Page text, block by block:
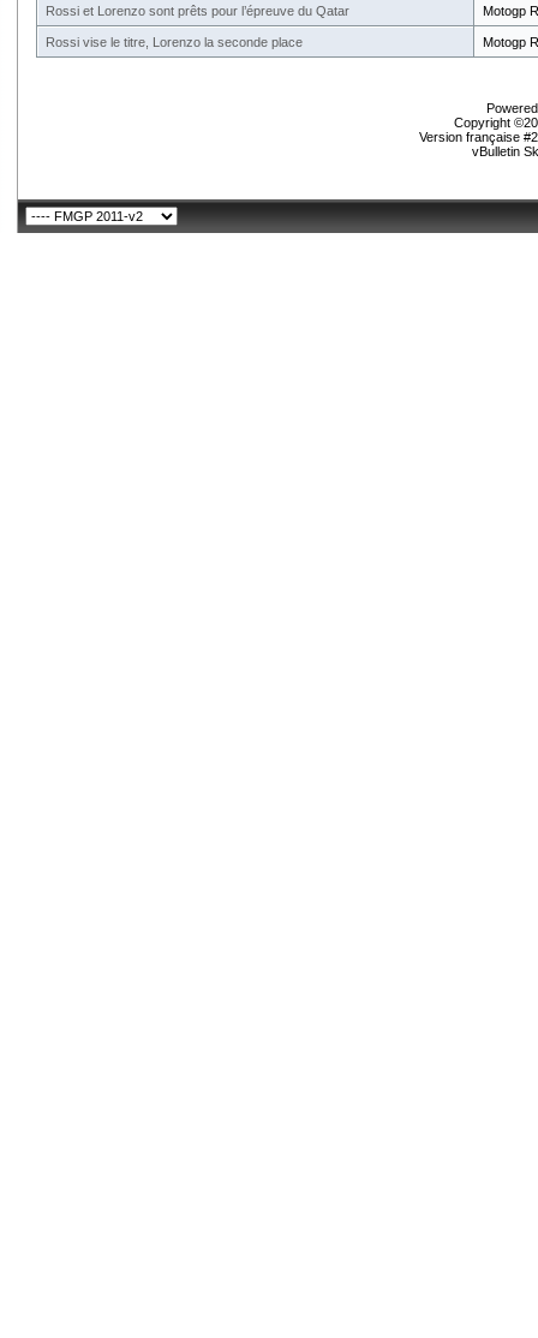
Rossi et Lorenzo sont prêts pour l’épreuve du Qatar Motogp
Rossi vise le titre, Lorenzo la seconde place Motogp
Copyright
Version française
vBulletin